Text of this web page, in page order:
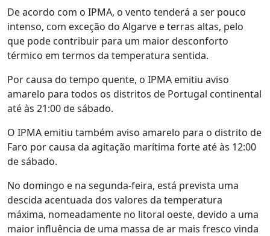
De acordo com o IPMA, o vento tenderá a ser pouco
intenso, com exceção do Algarve e terras altas, pelo
que pode contribuir para um maior desconforto
térmico em termos da temperatura sentida.
Por causa do tempo quente, o IPMA emitiu aviso
amarelo para todos os distritos de Portugal continental
até às 21:00 de sábado.
O IPMA emitiu também aviso amarelo para o distrito de
Faro por causa da agitação marítima forte até às 12:00
de sábado.
No domingo e na segunda-feira, está prevista uma
descida acentuada dos valores da temperatura
máxima, nomeadamente no litoral oeste, devido a uma
maior influência de uma massa de ar mais fresco vinda